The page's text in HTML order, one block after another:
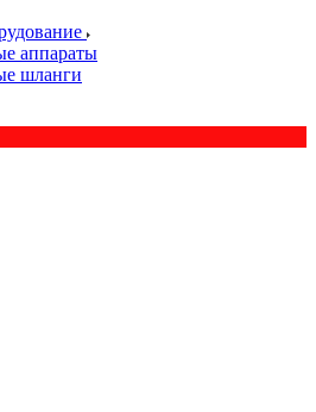
аппараты
шланги